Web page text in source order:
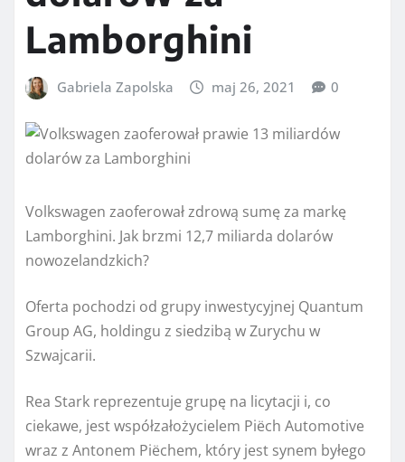
Lamborghini
Gabriela Zapolska maj 26, 2021 0
Volkswagen zaoferował zdrową sumę za markę
Lamborghini. Jak brzmi 12,7 miliarda dolarów
nowozelandzkich?
Oferta pochodzi od grupy inwestycyjnej Quantum
Group AG, holdingu z siedzibą w Zurychu w
Szwajcarii.
Rea Stark reprezentuje grupę na licytacji i, co
ciekawe, jest współzałożycielem Piëch Automotive
wraz z Antonem Piëchem, który jest synem byłego